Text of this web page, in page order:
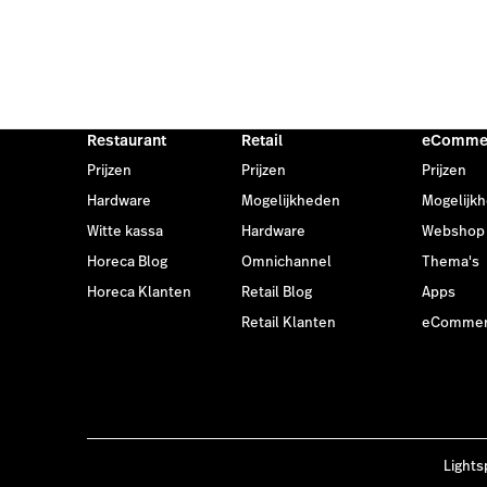
Restaurant
Prijzen
Hardware
Witte kassa
Horeca Blog
Horeca Klanten
Retail
Prijzen
Mogelijkheden
Hardware
Omnichannel
Retail Blog
Retail Klanten
Prijzen
Webshop
Thema's
Apps